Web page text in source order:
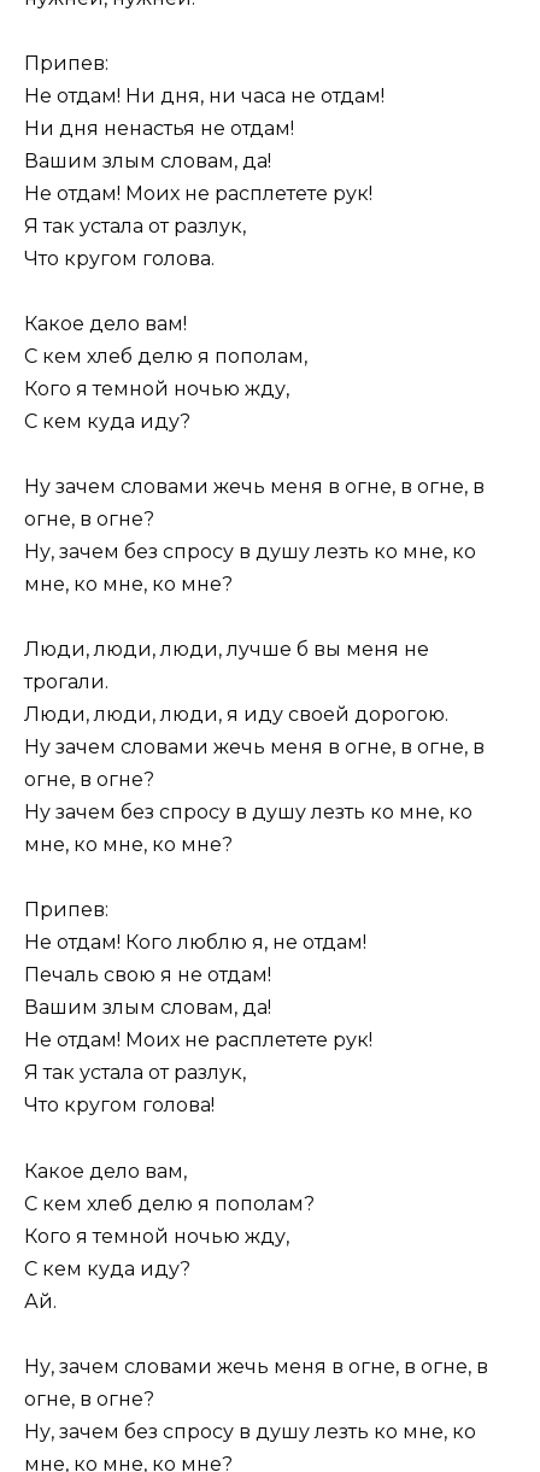
Припев:
Не отдам! Ни дня, ни часа не отдам!
Ни дня ненастья не отдам!
Вашим злым словам, да!
Не отдам! Моих не расплетете рук!
Я так устала от разлук,
Что кругом голова.
Какое дело вам!
С кем хлеб делю я пополам,
Кого я темной ночью жду,
С кем куда иду?
Ну зачем словами жечь меня в огне, в огне, в
огне, в огне?
Ну, зачем без спросу в душу лезть ко мне, ко
мне, ко мне, ко мне?
Люди, люди, люди, лучше б вы меня не
трогали.
Люди, люди, люди, я иду своей дорогою.
Ну зачем словами жечь меня в огне, в огне, в
огне, в огне?
Ну зачем без спросу в душу лезть ко мне, ко
мне, ко мне, ко мне?
Припев:
Не отдам! Кого люблю я, не отдам!
Печаль свою я не отдам!
Вашим злым словам, да!
Не отдам! Моих не расплетете рук!
Я так устала от разлук,
Что кругом голова!
Какое дело вам,
С кем хлеб делю я пополам?
Кого я темной ночью жду,
С кем куда иду?
Ай.
Ну, зачем словами жечь меня в огне, в огне, в
огне, в огне?
Ну, зачем без спросу в душу лезть ко мне, ко
мне, ко мне, ко мне?